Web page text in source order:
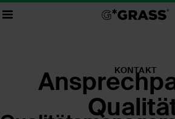
KONTAKT